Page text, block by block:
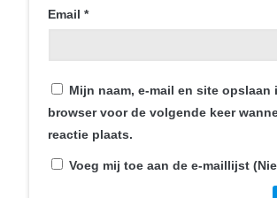
Email *
Mijn naam, e-mail en site opslaan
browser voor de volgende keer
reactie plaats.
Voeg mij toe aan de e-maillijst
Smartphonica